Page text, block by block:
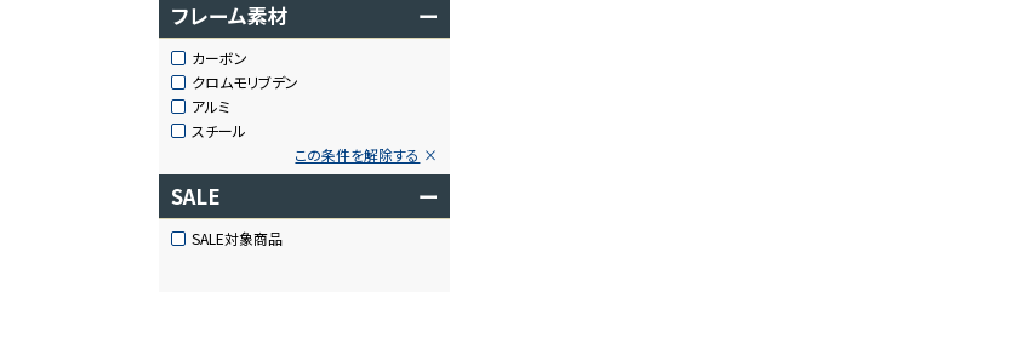
フレーム素材 ー
カーボン
クロムモリブデン
アルミ
スチール
この条件を解除する
SALE ー
SALE対象商品